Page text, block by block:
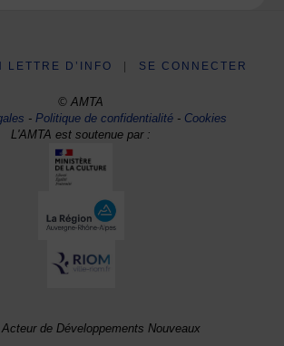
LETTRE D’INFO SE CONNECTER
© AMTA
-Politique de confidentialité- Cookies
L'AMTA est soutenue par :
de Développements Nouveaux